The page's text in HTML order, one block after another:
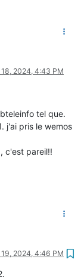
18, 2024, 4:43 PM
tel que.
j'ai pris le wemos
c'est pareil!!
19, 2024, 4:46 PM